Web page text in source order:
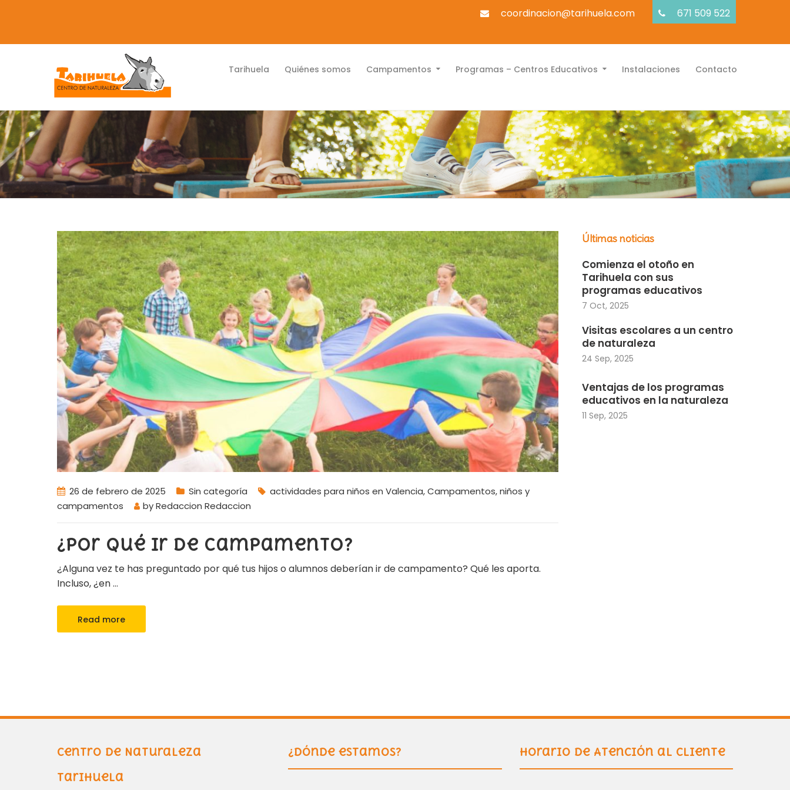
671 509 522
coordinacion@tarihuela.com
Tarihuela Quiénes somos Campamentos Programas – Centros Educativos Instalaciones Contacto
26 de febrero de 2025 Sin categoría actividades para niños en Valencia,Campamentos,niños y
campamentos
byRedaccion Redaccion
¿Por qué ir de campamento?
¿Alguna vez te has preguntado por qué tus hijos o alumnos deberían ir de campamento? Qué les aporta.
Incluso, ¿en…
Read more
Últimas noticias
Comienza el otoño en
Tarihuela con sus
programas educativos
7 Oct, 2025
Visitas escolares a un centro
de naturaleza
24 Sep, 2025
Ventajas de los programas
educativos en la naturaleza
11 Sep, 2025
Centro de Naturaleza
Tarihuela
¿Dónde estamos? Horario de Atención al Cliente